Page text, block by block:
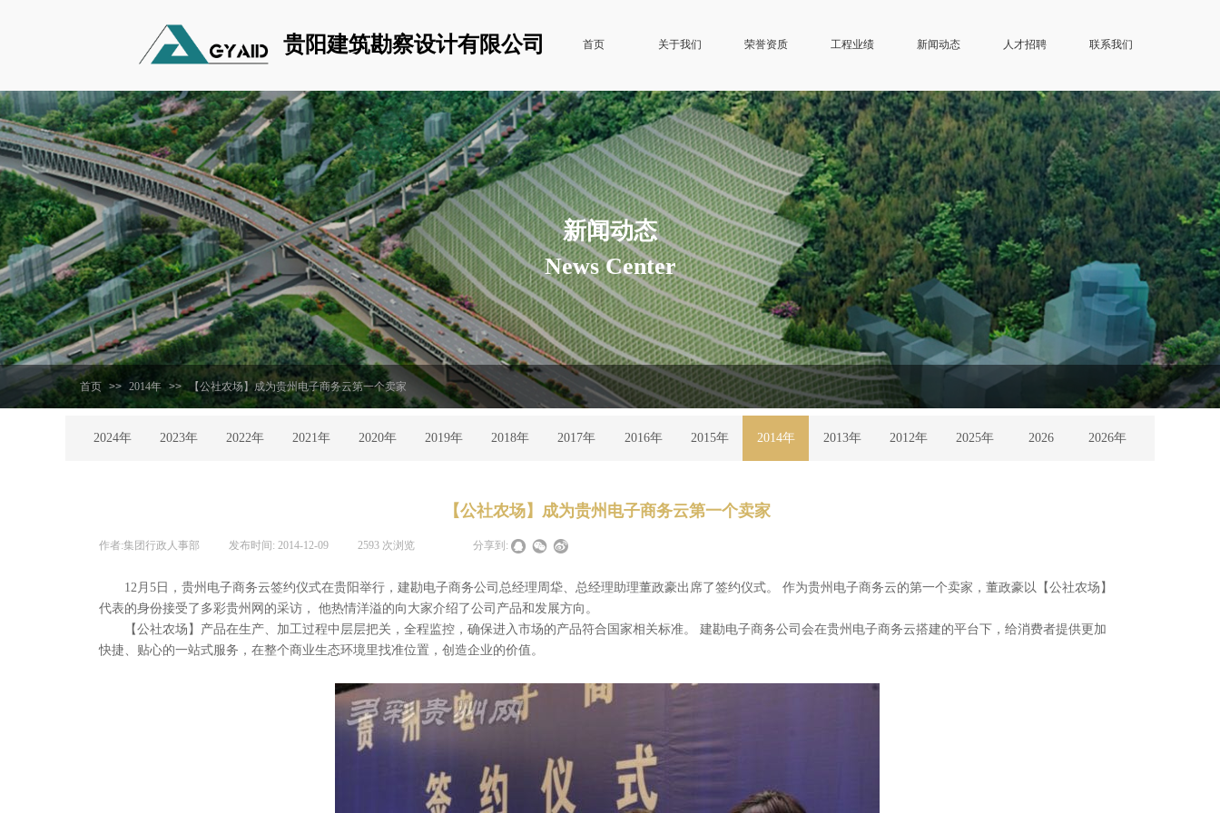
贵阳建筑勘察设计有限公司 首页 关于我们 荣誉资质 工程业绩 新闻动态 人才招聘 联系我们
新闻动态
News Center
首页 >> 2014年 >> 【公社农场】成为贵州电子商务云第一个卖家
2024年 2023年 2022年 2021年 2020年 2019年 2018年 2017年 2016年 2015年 2014年 2013年 2012年 2025年 2026 2026年
【公社农场】成为贵州电子商务云第一个卖家
作者:集团行政人事部 发布时间: 2014-12-09 2593 次浏览 分享到:
12月5日，贵州电子商务云签约仪式在贵阳举行，建勘电子商务公司总经理周牮、总经理助理董政豪出席了签约仪式。 作为贵州电子商务云的第一个卖家，董政豪以【公社农场】
代表的身份接受了多彩贵州网的采访， 他热情洋溢的向大家介绍了公司产品和发展方向。
【公社农场】产品在生产、加工过程中层层把关，全程监控，确保进入市场的产品符合国家相关标准。 建勘电子商务公司会在贵州电子商务云搭建的平台下，给消费者提供更加
快捷、贴心的一站式服务，在整个商业生态环境里找准位置，创造企业的价值。